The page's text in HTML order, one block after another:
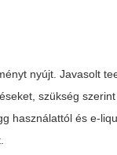
nyújt. Javasolt
szükség
használattól és e-